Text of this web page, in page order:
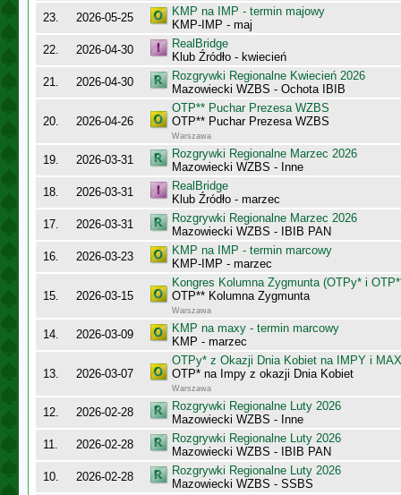
23.
2026-05-25
KMP na IMP - termin majowy
KMP-IMP - maj
22.
2026-04-30
RealBridge
Klub Źródło - kwiecień
21.
2026-04-30
Rozgrywki Regionalne Kwiecień 2026
Mazowiecki WZBS - Ochota IBIB
20. 2026-04-26
OTP** Puchar Prezesa WZBS
OTP** Puchar Prezesa WZBS
Warszawa
19. 2026-03-31
Rozgrywki Regionalne Marzec 2026
Mazowiecki WZBS - Inne
18.
2026-03-31
RealBridge
Klub Źródło - marzec
17.
2026-03-31
Rozgrywki Regionalne Marzec 2026
Mazowiecki WZBS - IBIB PAN
16.
2026-03-23
KMP na IMP - termin marcowy
KMP-IMP - marzec
15. 2026-03-15
Kongres Kolumna Zygmunta (OTPy* i
OTP** Kolumna Zygmunta
Warszawa
14. 2026-03-09
KMP na maxy - termin marcowy
KMP - marzec
13. 2026-03-07
OTPy* z Okazji Dnia Kobiet na IMPY i
OTP* na Impy z okazji Dnia Kobiet
Warszawa
12. 2026-02-28
Rozgrywki Regionalne Luty 2026
Mazowiecki WZBS - Inne
11.
2026-02-28
Rozgrywki Regionalne Luty 2026
Mazowiecki WZBS - IBIB PAN
10.
2026-02-28
Rozgrywki Regionalne Luty 2026
Mazowiecki WZBS - SSBS